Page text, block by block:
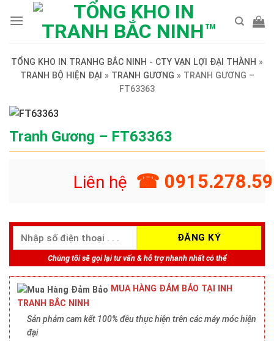
TỔNG KHO IN TRANHG BẮC NINH - CTY VẠN LỢI ĐẠI THÀNH »
TRANH BỘ HIỆN ĐẠI » TRANH GƯƠNG » TRANH GƯƠNG –
FT63363
Tranh Gương – FT63363
Liên hệ ☎
Chúng tôi sẽ gọi lại tư vấn & hỗ trợ nhanh nhất có thể
MUA HÀNG ĐẢM BẢO TẠI INH
TRANH BẮC NINH
Sản phảm cam kết 100% đều thực hiện trên các máy móc hiện
đại